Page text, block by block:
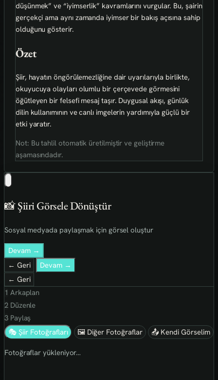
düşünmek” ve “iyimserlik” kavramlarını vurgular. Bu, şairin
gerçekçi ama aynı zamanda iyimser bir bakış açısına sahip
olduğunu gösterir.
Özet
Şiir, hayatın öngörülemezliğine dair uyarılarıyla birlikte,
okuyucuya olayları olumlu bir çerçevede görmesini
öğütleyen bir felsefi mesaj taşır. Duygusal akışı, günlük
dilin kullanımının ve canlı imgelerin yardımıyla güçlü bir
etki yaratır.
Not: Bu tahlil otomatik üretilmiştir ve geliştirme
aşamasındadır.
📸 Şiiri Görsele Dönüştür
Sosyal medyada paylaşmak için görsel oluştur
Devam →
← Geri
Devam →
← Geri
1 Arkaplan
2Düzenle
3Paylaş
🎭 Şiir Fotoğrafları
🖼 Diğer Fotoğraflar 📤 Kendi Görselim
Fotoğraflar yükleniyor…